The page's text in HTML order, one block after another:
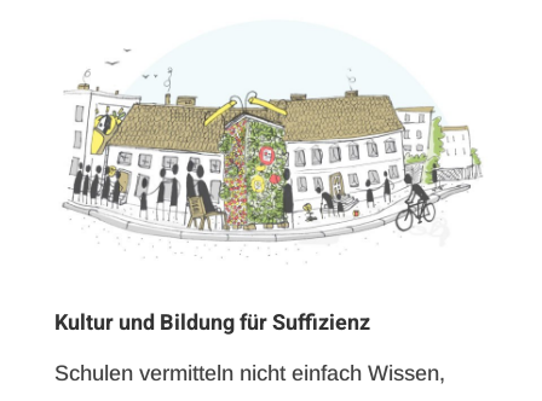
Kultur und Bildung für Suffizienz
Schulen vermitteln nicht einfach Wissen,